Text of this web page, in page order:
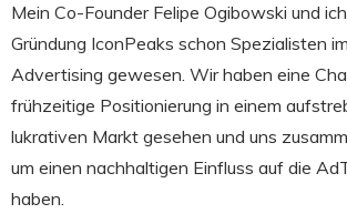
Mein Co-Founder Felipe Ogibowski und
Gründung IconPeaks schon Spezialisten
Advertising gewesen. Wir haben eine
frühzeitige Positionierung in einem
lukrativen Markt gesehen und uns
um einen nachhaltigen Einfluss auf die
haben.